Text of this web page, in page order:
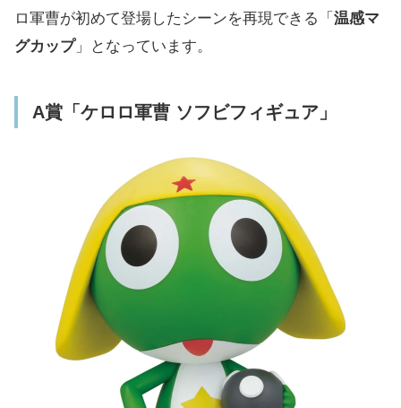
H賞「ハーフタオルコレクション」(全5種)
「ステーショナリー」「ラバーチャーム」
I賞「ステーショナリー」(全7種)
K賞「ステッカー」(全14種)
ラストワン賞は「ケロロ軍曹 抱きつきぬいぐ
るみ」、ダブルチャンスキャンペーンもあり
「一番くじ ケロロ軍曹」ラインアップ一覧
ローソンほか取扱店舗
ロ軍曹が初めて登場したシーンを再現できる「 温感マ
グカップ」となっています。
A賞「ケロロ軍曹 ソフビフィギュア」